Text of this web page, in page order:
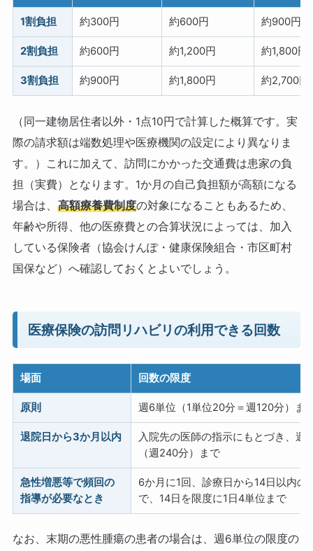
1割負担 約300円 約600円 約900円
2割負担 約600円 約1,200円 約1,800円
3割負担 約900円 約1,800円 約2,700円
（同一建物居住者以外・1点10円で計算した概算です。実
際の請求額は端数処理や医療機関の設定により異なりま
す。）これに加えて、訪問にかかった交通費は患家の負
担（実費）となります。1か月の自己負担額が高額になる
場合は、 高額療養費制度の対象になることもあるため、
年齢や所得、他の医療費との合算状況によっては、加入
している保険者（協会けんぽ・健康保険組合・市区町村
国保など）へ確認しておくとよいでしょう。
医療保険の訪問リハビリの利用できる回数
場面 回数の限度
原則 週6単位（1単位20分＝週120分）ま
退院日から3か月以内
入院先の医師の指示にもとづき、週
（週240分）まで
急性増悪等で頻回の
指導が必要なとき
6か月に1回、診療日から14日以内の
で、14日を限度に1日4単位まで
なお、末期の悪性腫瘍の患者の場合は、週6単位の限度の